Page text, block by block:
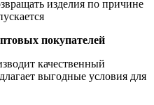
изделия по причине
покупателей
качественный
выгодные условия для